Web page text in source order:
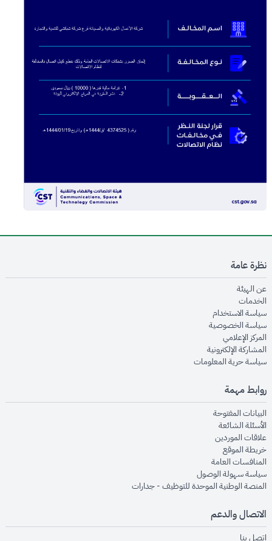
نظرة عامة
عن الهيئةopens in new window
الخدماتopens in new window
سياسة الاستخدام
سياسة الخصوصيةopens in new window
المركز الإعلاميopens in new window
المشاركة الإلكترونيةopens in new window
سياسة حرية المعلوماتopens in new window
روابط مهمة
البيانات المفتوحةopens in new window
الأسئلة الشائعةopens in new window
علاقات الموردينopens in new window
خريطة الموقعopens in new window
المنافسات العامةopens in new window
سياسة سهولة الوصولopens in new window
المنصة الوطنية الموحدة للتوظيف - جداراتopens in new window
الاتصال والدعم
اتصل بنا